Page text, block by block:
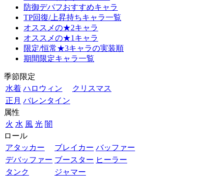
防御デバフおすすめキャラ
TP回復/上昇持ちキャラ一覧
オススメの★2キャラ
オススメの★1キャラ
限定/恒常★3キャラの実装順
期間限定キャラ一覧
季節限定
水着 ハロウィン
クリスマス
正月 バレンタイン
属性
火 水 風 光 闇
ロール
アタッカー
ブレイカー バッファー
デバッファー ブースター ヒーラー
タンク
ジャマー